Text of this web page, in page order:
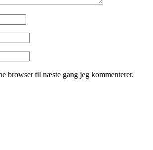
browser til næste gang jeg kommenterer.